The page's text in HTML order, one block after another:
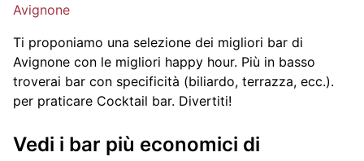
Avignone
Ti proponiamo una selezione dei migliori bar di
Avignone con le migliori happy hour. Più in basso
troverai bar con specificità (biliardo, terrazza, ecc.).
per praticare Cocktail bar. Divertiti!
Vedi i bar più economici di